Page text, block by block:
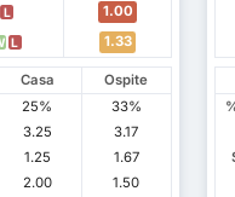
L
1.00
L 1.33
Casa
Ospite
25%
33%
3.25
3.17
1.25
1.67
2.00
1.50